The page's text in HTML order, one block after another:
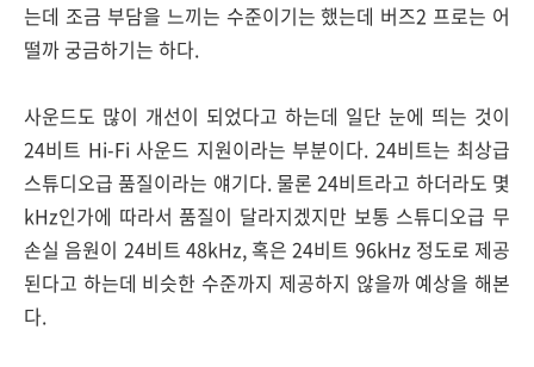
는데 조금 부담을 느끼는 수준이기는 했는데 버즈2 프로는 어
떨까 궁금하기는 하다.
사운드도 많이 개선이 되었다고 하는데 일단 눈에 띄는 것이
24비트 Hi-Fi 사운드 지원이라는 부분이다. 24비트는 최상급
스튜디오급 품질이라는 얘기다. 물론 24비트라고 하더라도 몇
kHz인가에 따라서 품질이 달라지겠지만 보통 스튜디오급 무
손실 음원이 24비트 48kHz, 혹은 24비트 96kHz 정도로 제공
된다고 하는데 비슷한 수준까지 제공하지 않을까 예상을 해본
다.